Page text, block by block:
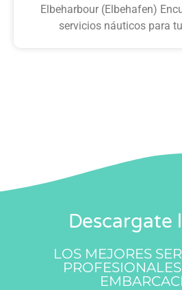
Elbeharbour (Elbehafen)
servicios náuticos para
Descargate
LOS MEJORES